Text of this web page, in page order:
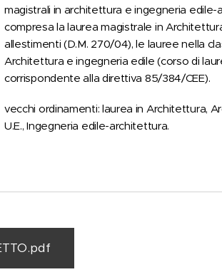
magistrali in architettura e ingegneria edile-
compresa la laurea magistrale in
allestimenti (D.M. 270/04), le lauree nella
Architettura e ingegneria edile (corso di
corrispondente alla direttiva 85/384/CEE).
vecchi ordinamenti: laurea in Architettura,
U.E., Ingegneria edile-architettura.